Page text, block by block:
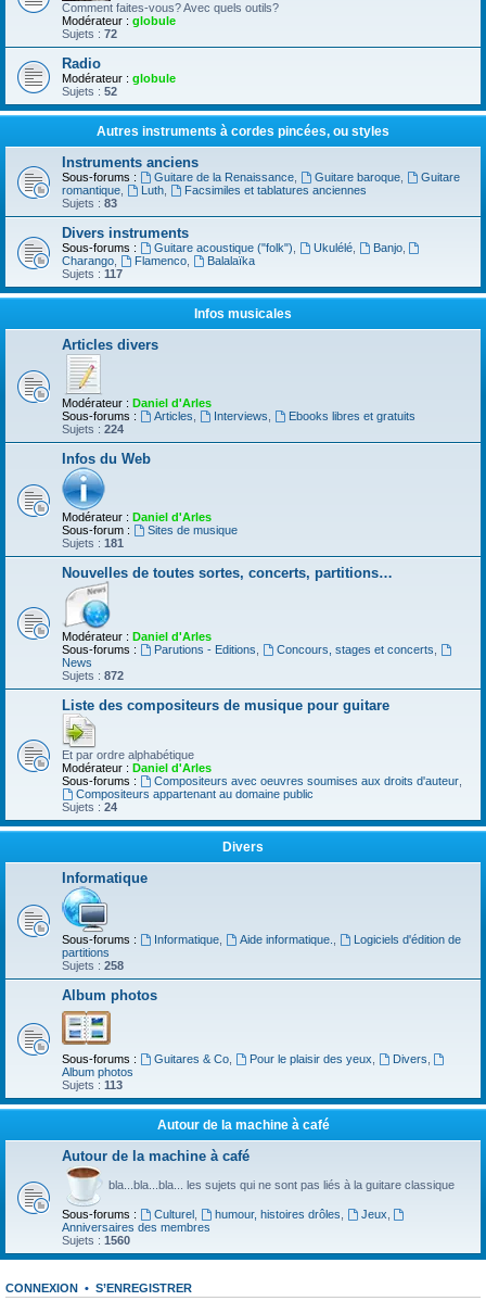
Comment faites-vous? Avec quels outils?
Modérateur : globule
Sujets : 72
Radio
Modérateur : globule
Sujets : 52
Autres instruments à cordes pincées, ou styles
Instruments anciens
Sous-forums : Guitare de la Renaissance, Guitare baroque,
Guitare
romantique
Luth,
Facsimiles et tablatures anciennes
Sujets : 83
Divers instruments
Sous-forums : Guitare acoustique ("folk") Ukulélé, Banjo,
Charango
Flamenco,
Balalaïka
Sujets : 117
Infos musicales
Articles divers
Modérateur : Daniel d'Arles
Sous-forums :
Articles Interviews
Ebooks libres et gratuits
Sujets : 224
Infos du Web
Modérateur : Daniel d'Arles
Sous-forum :
Sites de musique
Sujets : 181
Nouvelles de toutes sortes, concerts, partitions…
Modérateur : Daniel d'Arles
Sous-forums :
Parutions - Editions Concours, stages et concerts
News
Sujets : 872
Liste des compositeurs de musique pour guitare
Et par ordre alphabétique
Modérateur : Daniel d'Arles
Sous-forums :
Compositeurs avec oeuvres soumises aux droits d'auteur,
Compositeurs appartenant au domaine public
Sujets : 24
Divers
Informatique
Sous-forums : Informatique, Aide informatique.
Logiciels d'édition de
partitions
Sujets : 258
Album photos
Sous-forums : Guitares & Co, Pour le plaisir des yeux Divers
Album photos
Sujets : 113
Autour de la machine à café
Autour de la machine à café
bla...bla...bla... les sujets qui ne sont pas liés à la guitare classique
Sous-forums : Culturel, humour, histoires drôles Jeux
Anniversaires des membres
Sujets : 1560
CONNEXION • S’ENREGISTRER